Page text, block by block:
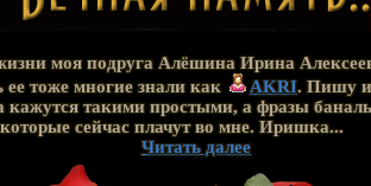
моя подруга Алёшина Ирина
тоже многие знали как
AKRI. Пишу и
кажутся такими простыми, а фразы
которые сейчас плачут во мне. Иришка...
Читать далее